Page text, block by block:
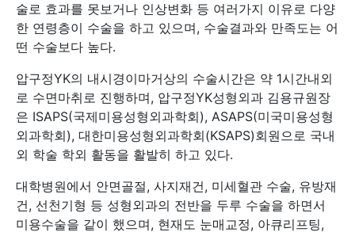
술로 효과를 못보거나 인상변화 등 여러가지 이유로 다양
한 연령층이 수술을 하고 있으며, 수술결과와 만족도는 어
떤 수술보다 높다.
압구정YK의 내시경이마거상의 수술시간은 약 1시간내외
로 수면마취로 진행하며, 압구정YK성형외과 김용규원장
은 ISAPS(국제미용성형외과학회), ASAPS(미국미용성형
외과학회), 대한미용성형외과학회(KSAPS)회원으로 국내
외 학술 학외 활동을 활발히 하고 있다.
대학병원에서 안면골절, 사지재건, 미세혈관 수술, 유방재
건, 선천기형 등 성형외과의 전반을 두루 수술을 하면서
미용수술을 같이 했으며, 현재도 눈매교정, 아큐리프팅,